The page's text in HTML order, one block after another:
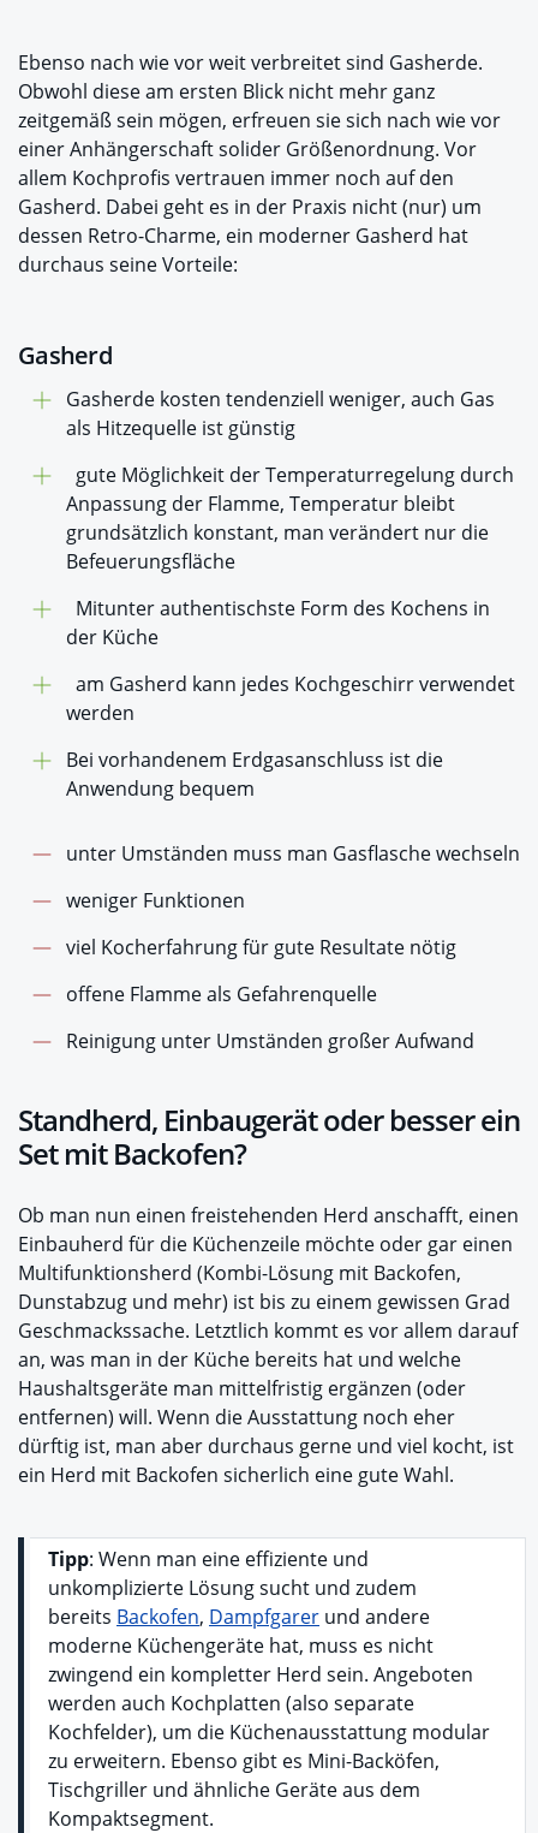
Ebenso nach wie vor weit verbreitet sind Gasherde.
Obwohl diese am ersten Blick nicht mehr ganz
zeitgemäß sein mögen, erfreuen sie sich nach wie vor
einer Anhängerschaft solider Größenordnung. Vor
allem Kochprofis vertrauen immer noch auf den
Gasherd. Dabei geht es in der Praxis nicht (nur) um
dessen Retro-Charme, ein moderner Gasherd hat
durchaus seine Vorteile:
Gasherd
Gasherde kosten tendenziell weniger, auch Gas
als Hitzequelle ist günstig
gute Möglichkeit der Temperaturregelung durch
Anpassung der Flamme, Temperatur bleibt
grundsätzlich konstant, man verändert nur die
Befeuerungsfläche
Mitunter authentischste Form des Kochens in
der Küche
am Gasherd kann jedes Kochgeschirr verwendet
werden
Bei vorhandenem Erdgasanschluss ist die
Anwendung bequem
unter Umständen muss man Gasflasche wechseln
weniger Funktionen
viel Kocherfahrung für gute Resultate nötig
offene Flamme als Gefahrenquelle
Reinigung unter Umständen großer Aufwand
Standherd, Einbaugerät oder besser ein
Set mit Backofen?
Ob man nun einen freistehenden Herd anschafft, einen
Einbauherd für die Küchenzeile möchte oder gar einen
Multifunktionsherd (Kombi-Lösung mit Backofen,
Dunstabzug und mehr) ist bis zu einem gewissen Grad
Geschmackssache. Letztlich kommt es vor allem darauf
an, was man in der Küche bereits hat und welche
Haushaltsgeräte man mittelfristig ergänzen (oder
entfernen) will. Wenn die Ausstattung noch eher
dürftig ist, man aber durchaus gerne und viel kocht, ist
ein Herd mit Backofen sicherlich eine gute Wahl.
Tipp: Wenn man eine effiziente und
unkomplizierte Lösung sucht und zudem
bereits Backofen, Dampfgarer und andere
moderne Küchengeräte hat, muss es nicht
zwingend ein kompletter Herd sein. Angeboten
werden auch Kochplatten (also separate
Kochfelder), um die Küchenausstattung modular
zu erweitern. Ebenso gibt es Mini-Backöfen,
Tischgriller und ähnliche Geräte aus dem
Kompaktsegment.